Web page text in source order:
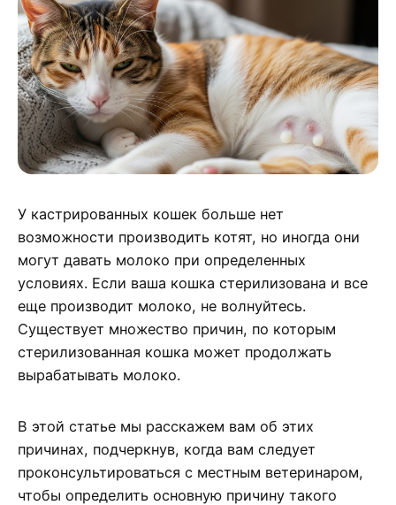
У кастрированных кошек больше нет
возможности производить котят, но иногда они
могут давать молоко при определенных
условиях. Если ваша кошка стерилизована и все
еще производит молоко, не волнуйтесь.
Существует множество причин, по которым
стерилизованная кошка может продолжать
вырабатывать молоко.
В этой статье мы расскажем вам об этих
причинах, подчеркнув, когда вам следует
проконсультироваться с местным ветеринаром,
чтобы определить основную причину такого